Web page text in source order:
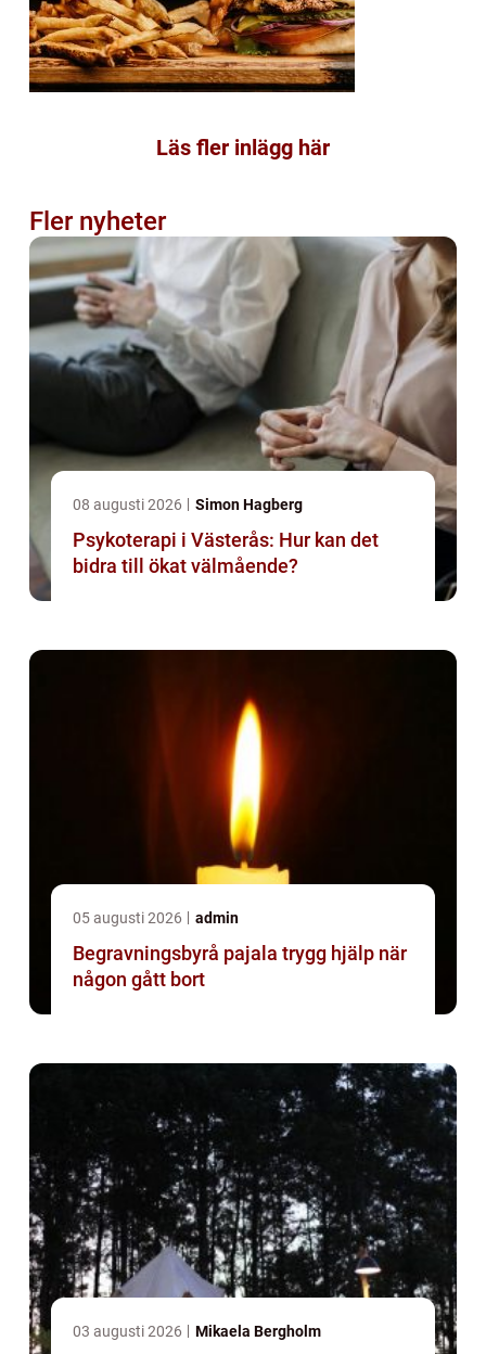
Läs fler inlägg här
Fler nyheter
08 augusti 2026 Simon Hagberg
Psykoterapi i Västerås: Hur kan det
bidra till ökat välmående?
05 augusti 2026 admin
Begravningsbyrå pajala trygg hjälp när
någon gått bort
03 augusti 2026 Mikaela Bergholm